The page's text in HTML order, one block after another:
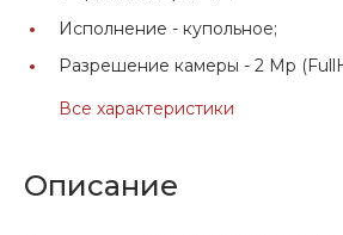
Исполнение - купольное;
Разрешение камеры - 2 Mp
Все характеристики
Описание